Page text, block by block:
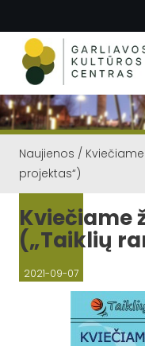
Naujienos /
projektas“)
Kviečiame
(„Taiklių
2021-09-07